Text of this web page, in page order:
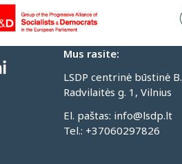
Mus rasite:
LSDP centrinė būstinė B.
Radvilaitės g. 1, Vilnius
El. paštas: info@lsdp.lt
Tel.: +37060297826